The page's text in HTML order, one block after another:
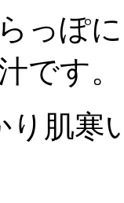
っぽ
です。
り肌寒